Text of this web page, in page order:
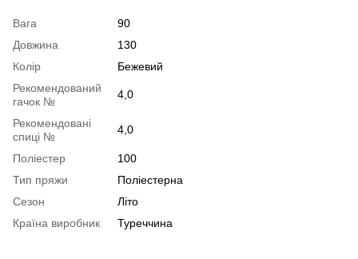
Вага
90
Довжина
130
Колір
Бежевий
Рекомендований
гачок №
4,0
Рекомендовані
спиці №
4,0
Поліестер
100
Тип пряжи
Поліестерна
Сезон
Літо
Країна виробник
Туреччина